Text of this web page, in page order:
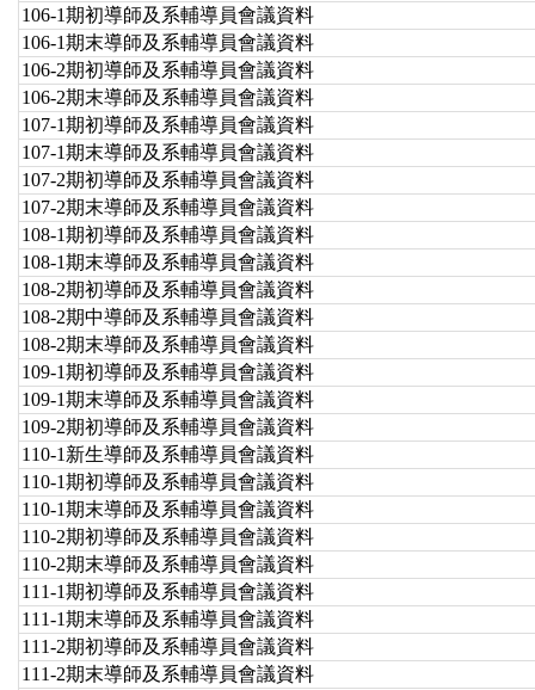
106-1期初導師及系輔導員會議資料
106-1期末導師及系輔導員會議資料
106-2期初導師及系輔導員會議資料
106-2期末導師及系輔導員會議資料
107-1期初導師及系輔導員會議資料
107-1期末導師及系輔導員會議資料
107-2期初導師及系輔導員會議資料
107-2期末導師及系輔導員會議資料
108-1期初導師及系輔導員會議資料
108-1期末導師及系輔導員會議資料
108-2期初導師及系輔導員會議資料
108-2期中導師及系輔導員會議資料
108-2期末導師及系輔導員會議資料
109-1期初導師及系輔導員會議資料
109-1期末導師及系輔導員會議資料
109-2期初導師及系輔導員會議資料
110-1新生導師及系輔導員會議資料
110-1期初導師及系輔導員會議資料
110-1期末導師及系輔導員會議資料
110-2期初導師及系輔導員會議資料
110-2期末導師及系輔導員會議資料
111-1期初導師及系輔導員會議資料
111-1期末導師及系輔導員會議資料
111-2期初導師及系輔導員會議資料
111-2期末導師及系輔導員會議資料